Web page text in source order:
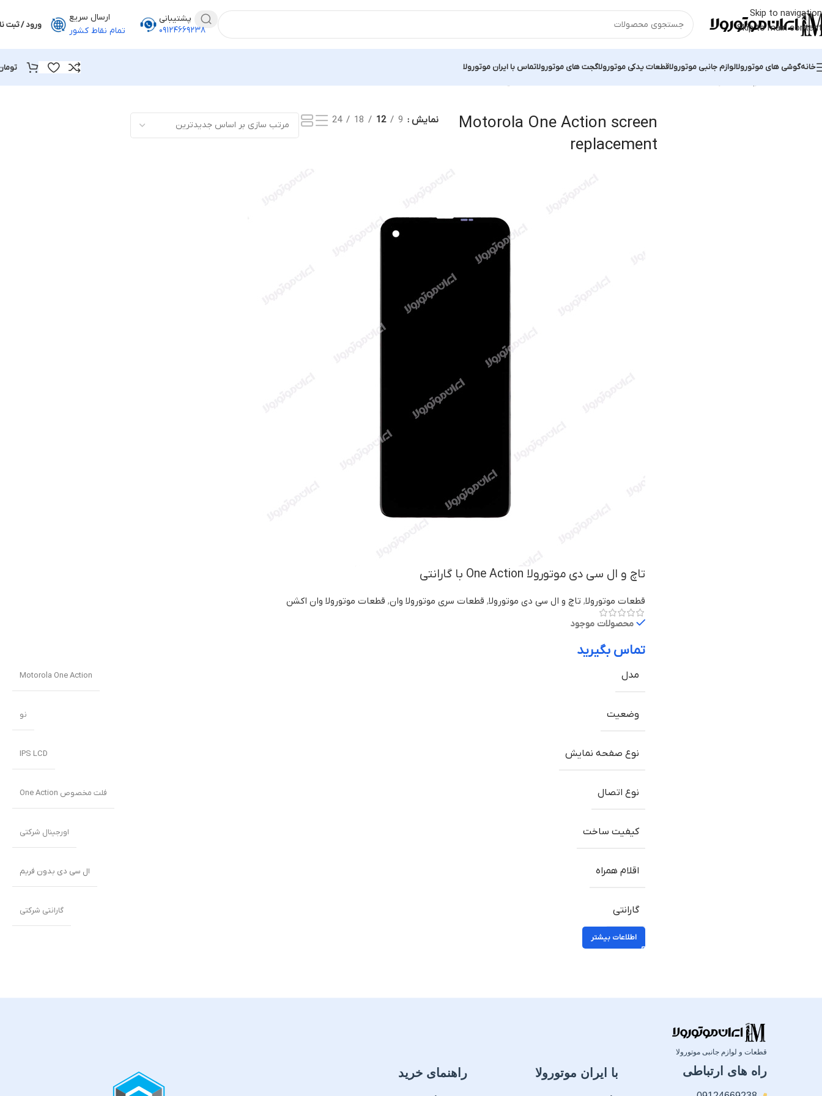
Skip to navigation
Skip to main content
پشتیبانی
۰۹۱۲۴۶۶۹۲۳۸
ارسال سریع
تمام نقاط کشور
ورود / ثبت
خانهگوشی های موتورولالوازم جانبی موتورولاقطعات یدکی موتورولاگجت های موتورولاتماس با ایران موتورولا
Motorola One Action screen
replacement
نمایش 9
12
18
24
تاچ و ال سی دی موتورولا One Action با گارانتی
قطعات موتورولا, تاچ و ال سی دی موتورولا, قطعات سری موتورولا وان, قطعات موتورولا وان اکشن
محصولات موجود
تماس بگیرید
مدل Motorola One Action
وضعیت نو
نوع صفحه نمایش IPS LCD
نوع اتصال فلت مخصوص One Action
کیفیت ساخت اورجینال شرکتی
اقلام همراه ال سی دی بدون فریم
گارانتی گارانتی شرکتی
اطلاعات بیشتر
قطعات و لوازم جانبی موتورولا
راه های ارتباطی با ایران موتورولا راهنمای خرید